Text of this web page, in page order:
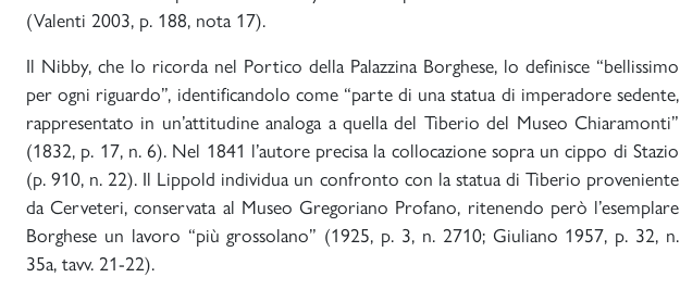
(Valenti 2003, p. 188, nota 17).
Il Nibby, che lo ricorda nel Portico della Palazzina Borghese, lo definisce “bellissimo
per ogni riguardo”, identificandolo come “parte di una statua di imperadore sedente,
rappresentato in un’attitudine analoga a quella del Tiberio del Museo Chiaramonti”
(1832, p. 17, n. 6). Nel 1841 l’autore precisa la collocazione sopra un cippo di Stazio
(p. 910, n. 22). Il Lippold individua un confronto con la statua di Tiberio proveniente
da Cerveteri, conservata al Museo Gregoriano Profano, ritenendo però l’esemplare
Borghese un lavoro “più grossolano” (1925, p. 3, n. 2710; Giuliano 1957, p. 32, n.
35a, tavv. 21-22).